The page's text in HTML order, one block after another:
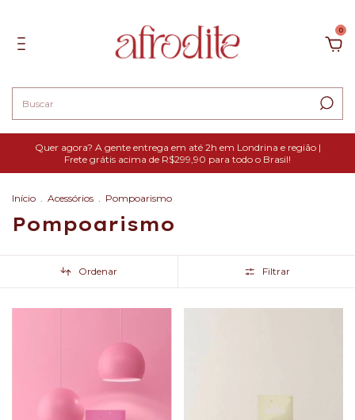
0
Quer agora? A gente entrega em até 2h em Londrina e região |
Frete grátis acima de R$299,90 para todo o Brasil!
Início . Acessórios . Pompoarismo
Pompoarismo
Ordenar Filtrar